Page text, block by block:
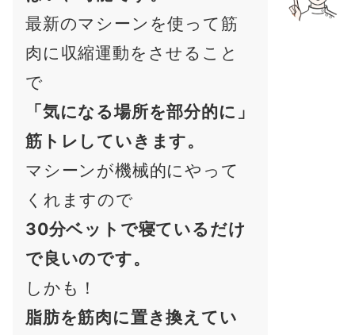
最新のマシーンを使って筋
肉に収縮運動をさせること
で
「気になる場所を部分的に」
筋トレしていきます。
マシーンが機械的にやって
くれますので
30分ベットで寝ているだけ
で良いのです。
しかも！
脂肪を筋肉に置き換えてい